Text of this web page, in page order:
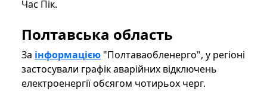
Час Пік.
Полтавська область
За інформацією "Полтаваобленерго", у регіоні
застосували графік аварійних відключень
електроенергії обсягом чотирьох черг.